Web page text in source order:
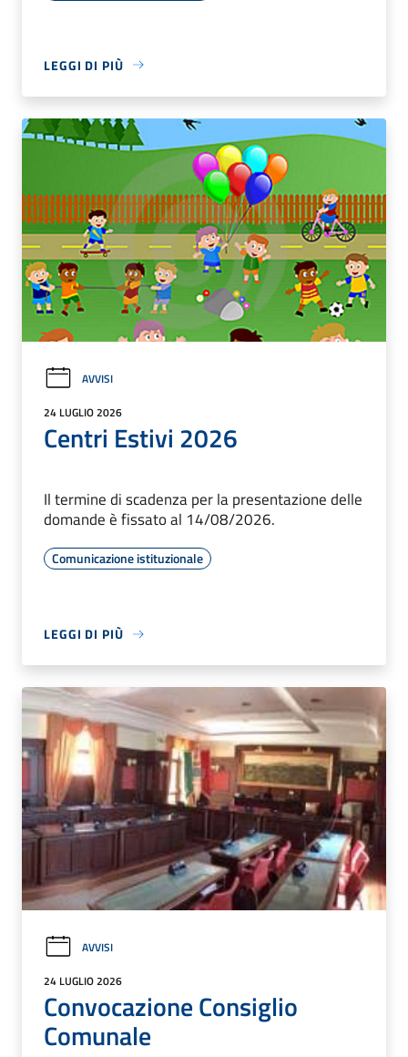
LEGGI DI PIÙ
AVVISI
24 LUGLIO 2026
Centri Estivi 2026
Il termine di scadenza per la presentazione delle
domande è fissato al 14/08/2026.
Comunicazione istituzionale
LEGGI DI PIÙ
AVVISI
24 LUGLIO 2026
Convocazione Consiglio
Comunale